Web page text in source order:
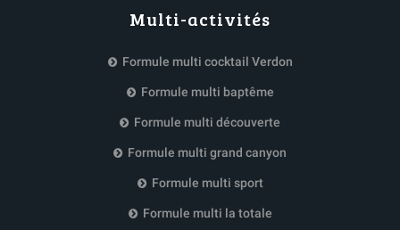
Multi-activités
Formule multi cocktail Verdon
Formule multi baptême
Formule multi découverte
Formule multi grand canyon
Formule multi sport
Formule multi la totale